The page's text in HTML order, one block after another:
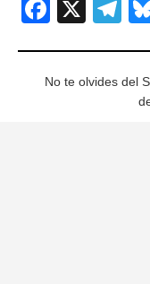
X
No te olvides del